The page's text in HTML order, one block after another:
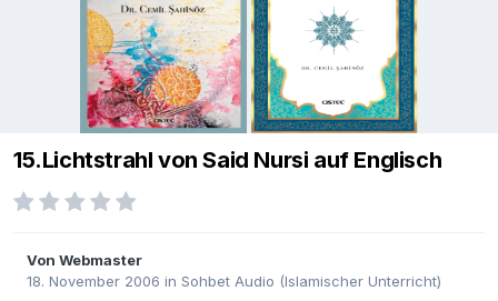
15.Lichtstrahl von Said Nursi auf Englisch
Von Webmaster
18. November 2006 in Sohbet Audio (Islamischer Unterricht)